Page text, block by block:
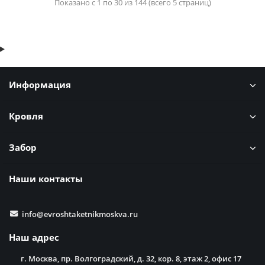
Показано с 1 по 30 из 144 (всего 5 страниц)
Информация
Кровля
Забор
Наши контакты
info@evroshtaketnikmoskva.ru
Наш адрес
г. Москва, пр. Волгоградский, д. 32, кор. 8, этаж 2, офис 17